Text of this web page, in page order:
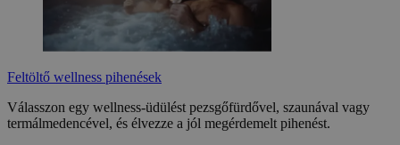
Feltöltő wellness pihenések
Válasszon egy wellness-üdülést pezsgőfürdővel, szaunával vagy
termálmedencével, és élvezze a jól megérdemelt pihenést.